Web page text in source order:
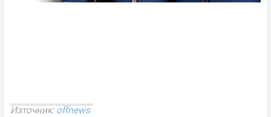
Източник:offnews